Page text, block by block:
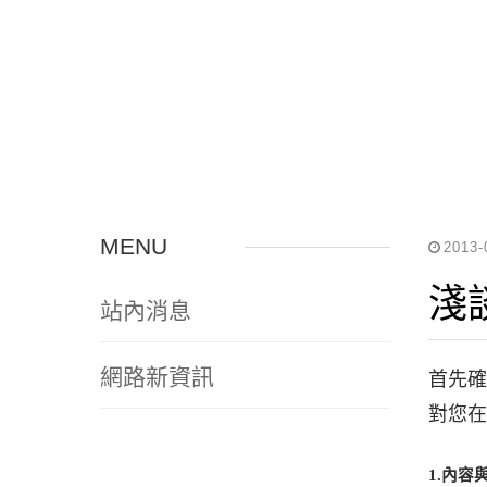
MENU
站內消息
網路新資訊
2013-
淺
首先
對您
1.內容